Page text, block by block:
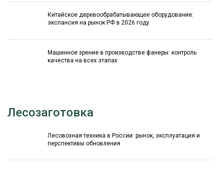
Китайское деревообрабатывающее оборудование:
экспансия на рынок РФ в 2026 году
Машинное зрение в производстве фанеры: контроль
качества на всех этапах
Лесозаготовка
Лесовозная техника в России: рынок, эксплуатация и
перспективы обновления